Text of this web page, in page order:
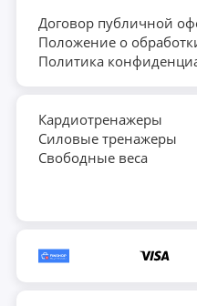
Договор публичной
Положение о
Политика
Кардиотренажеры
Силовые тренажеры
Свободные веса